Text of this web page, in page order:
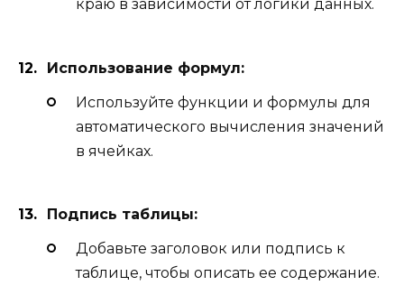
краю в зависимости от логики данных.
Использование формул:
Используйте функции и формулы для
автоматического вычисления значений
в ячейках.
Подпись таблицы:
Добавьте заголовок или подпись к
таблице, чтобы описать ее содержание.